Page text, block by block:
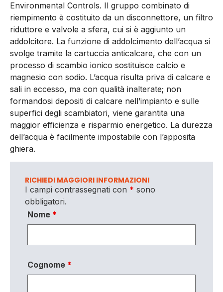
Environmental Controls. Il gruppo combinato di
riempimento è costituito da un disconnettore, un filtro
riduttore e valvole a sfera, cui si è aggiunto un
addolcitore. La funzione di addolcimento dell’acqua si
svolge tramite la cartuccia anticalcare, che con un
processo di scambio ionico sostituisce calcio e
magnesio con sodio. L’acqua risulta priva di calcare e
sali in eccesso, ma con qualità inalterate; non
formandosi depositi di calcare nell’impianto e sulle
superfici degli scambiatori, viene garantita una
maggior efficienza e risparmio energetico. La durezza
dell’acqua è facilmente impostabile con l’apposita
ghiera.
RICHIEDI MAGGIORI INFORMAZIONI
I campi contrassegnati con * sono
obbligatori.
Nome *
Cognome *